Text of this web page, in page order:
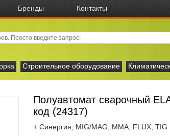
Бренды Контакты
Строительное оборудование
Полуавтомат сварочный
код (24317)
+ Синергия; MIG/MAG, ММА, FLUX, TIG